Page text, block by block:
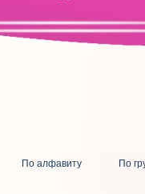
По алфавиту
По